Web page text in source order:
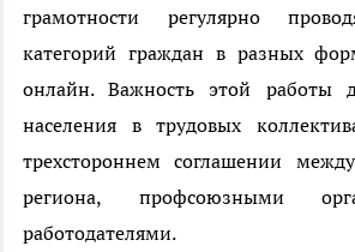
грамотности регулярно
категорий граждан в разных
онлайн. Важность этой работы
населения в трудовых
трехстороннем соглашении
региона, профсоюзными
работодателями.